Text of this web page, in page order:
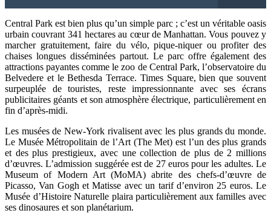
Central Park est bien plus qu’un simple parc ; c’est un véritable oasis
urbain couvrant 341 hectares au cœur de Manhattan. Vous pouvez y
marcher gratuitement, faire du vélo, pique-niquer ou profiter des
chaises longues disséminées partout. Le parc offre également des
attractions payantes comme le zoo de Central Park, l’observatoire du
Belvedere et le Bethesda Terrace. Times Square, bien que souvent
surpeuplée de touristes, reste impressionnante avec ses écrans
publicitaires géants et son atmosphère électrique, particulièrement en
fin d’après-midi.
Les musées de New-York rivalisent avec les plus grands du monde.
Le Musée Métropolitain de l’Art (The Met) est l’un des plus grands
et des plus prestigieux, avec une collection de plus de 2 millions
d’œuvres. L’admission suggérée est de 27 euros pour les adultes. Le
Museum of Modern Art (MoMA) abrite des chefs-d’œuvre de
Picasso, Van Gogh et Matisse avec un tarif d’environ 25 euros. Le
Musée d’Histoire Naturelle plaira particulièrement aux familles avec
ses dinosaures et son planétarium.